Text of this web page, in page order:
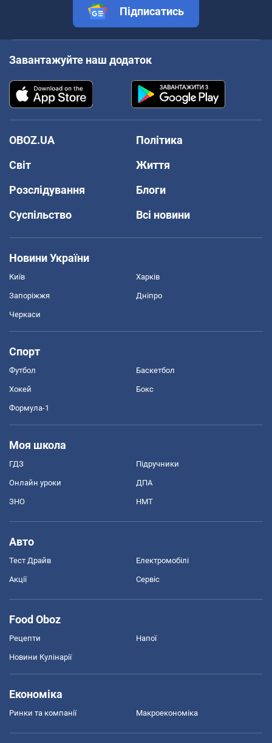
Підписатись
Завантажуйте наш додаток
OBOZ.UA
Політика
Світ
Життя
Розслідування
Блоги
Суспільство
Всі новини
Новини України
Київ Харків
Запоріжжя Дніпро
Черкаси
Спорт
Футбол Баскетбол
Хокей Бокс
Формула-1
Моя школа
ГДЗ Підручники
Онлайн уроки ДПА
ЗНО НМТ
Авто
Тест Драйв Електромобілі
Акції Сервіс
Food Oboz
Рецепти Напої
Новини Кулінарії
Економіка
Ринки та компанії Макроекономіка